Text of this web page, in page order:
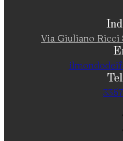
Via Giuliano Ricci